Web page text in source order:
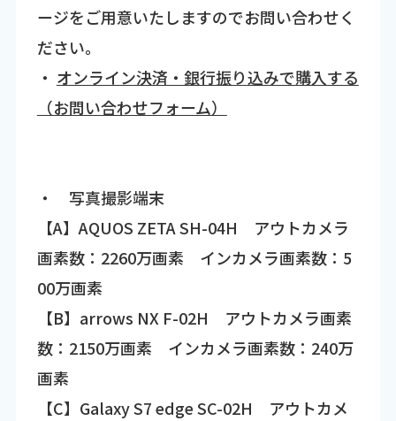
ージをご用意いたしますのでお問い合わせく
ださい。
・ オンライン決済・銀行振り込みで購入する
（お問い合わせフォーム）
・ 写真撮影端末
【A】AQUOS ZETA SH-04H アウトカメラ
画素数：2260万画素 インカメラ画素数：5
00万画素
【B】arrows NX F-02H アウトカメラ画素
数：2150万画素 インカメラ画素数：240万
画素
【C】Galaxy S7 edge SC-02H アウトカメ